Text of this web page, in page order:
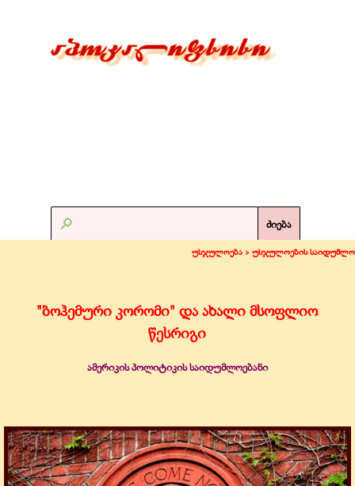
ძიება
უსჯულოება > უსჯულოების საიდუმლო
"ბოჰემური კორომი" და ახალი მსოფლიო
წესრიგი
ამერიკის პოლიტიკის საიდუმლოებანი